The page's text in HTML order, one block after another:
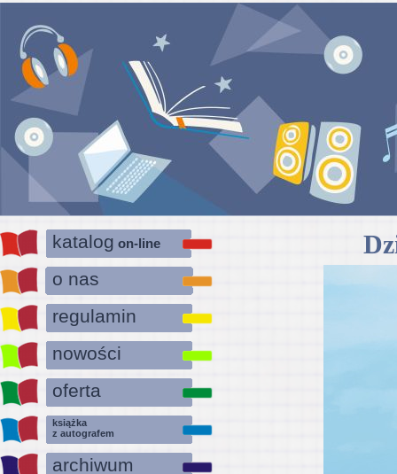
katalog on-line
o nas
regulamin
nowości
oferta
książka
z autografem
archiwum